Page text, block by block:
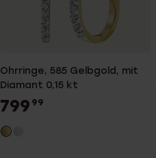
Ohrringe, 585 Gelbgold, mit
Diamant 0,15 kt
799 99